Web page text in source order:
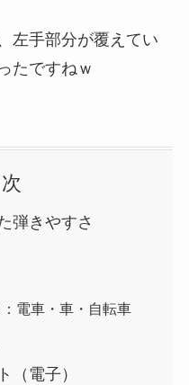
左手部分が覆えてい
たですねｗ
弾きやすさ
電車・車・自転車
（電子）